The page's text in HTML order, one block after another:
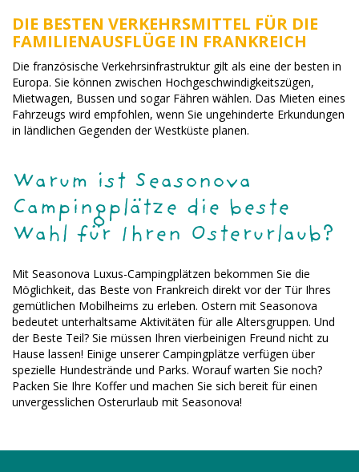
DIE BESTEN VERKEHRSMITTEL FÜR DIE
FAMILIENAUSFLÜGE IN FRANKREICH
Die französische Verkehrsinfrastruktur gilt als eine der besten in
Europa. Sie können zwischen Hochgeschwindigkeitszügen,
Mietwagen, Bussen und sogar Fähren wählen. Das Mieten eines
Fahrzeugs wird empfohlen, wenn Sie ungehinderte Erkundungen
in ländlichen Gegenden der Westküste planen.
Warum ist Seasonova
Campingplätze die beste
Wahl für Ihren Osterurlaub?
Mit Seasonova Luxus-Campingplätzen bekommen Sie die
Möglichkeit, das Beste von Frankreich direkt vor der Tür Ihres
gemütlichen Mobilheims zu erleben. Ostern mit Seasonova
bedeutet unterhaltsame Aktivitäten für alle Altersgruppen. Und
der Beste Teil? Sie müssen Ihren vierbeinigen Freund nicht zu
Hause lassen! Einige unserer Campingplätze verfügen über
spezielle Hundestrände und Parks. Worauf warten Sie noch?
Packen Sie Ihre Koffer und machen Sie sich bereit für einen
unvergesslichen Osterurlaub mit Seasonova!